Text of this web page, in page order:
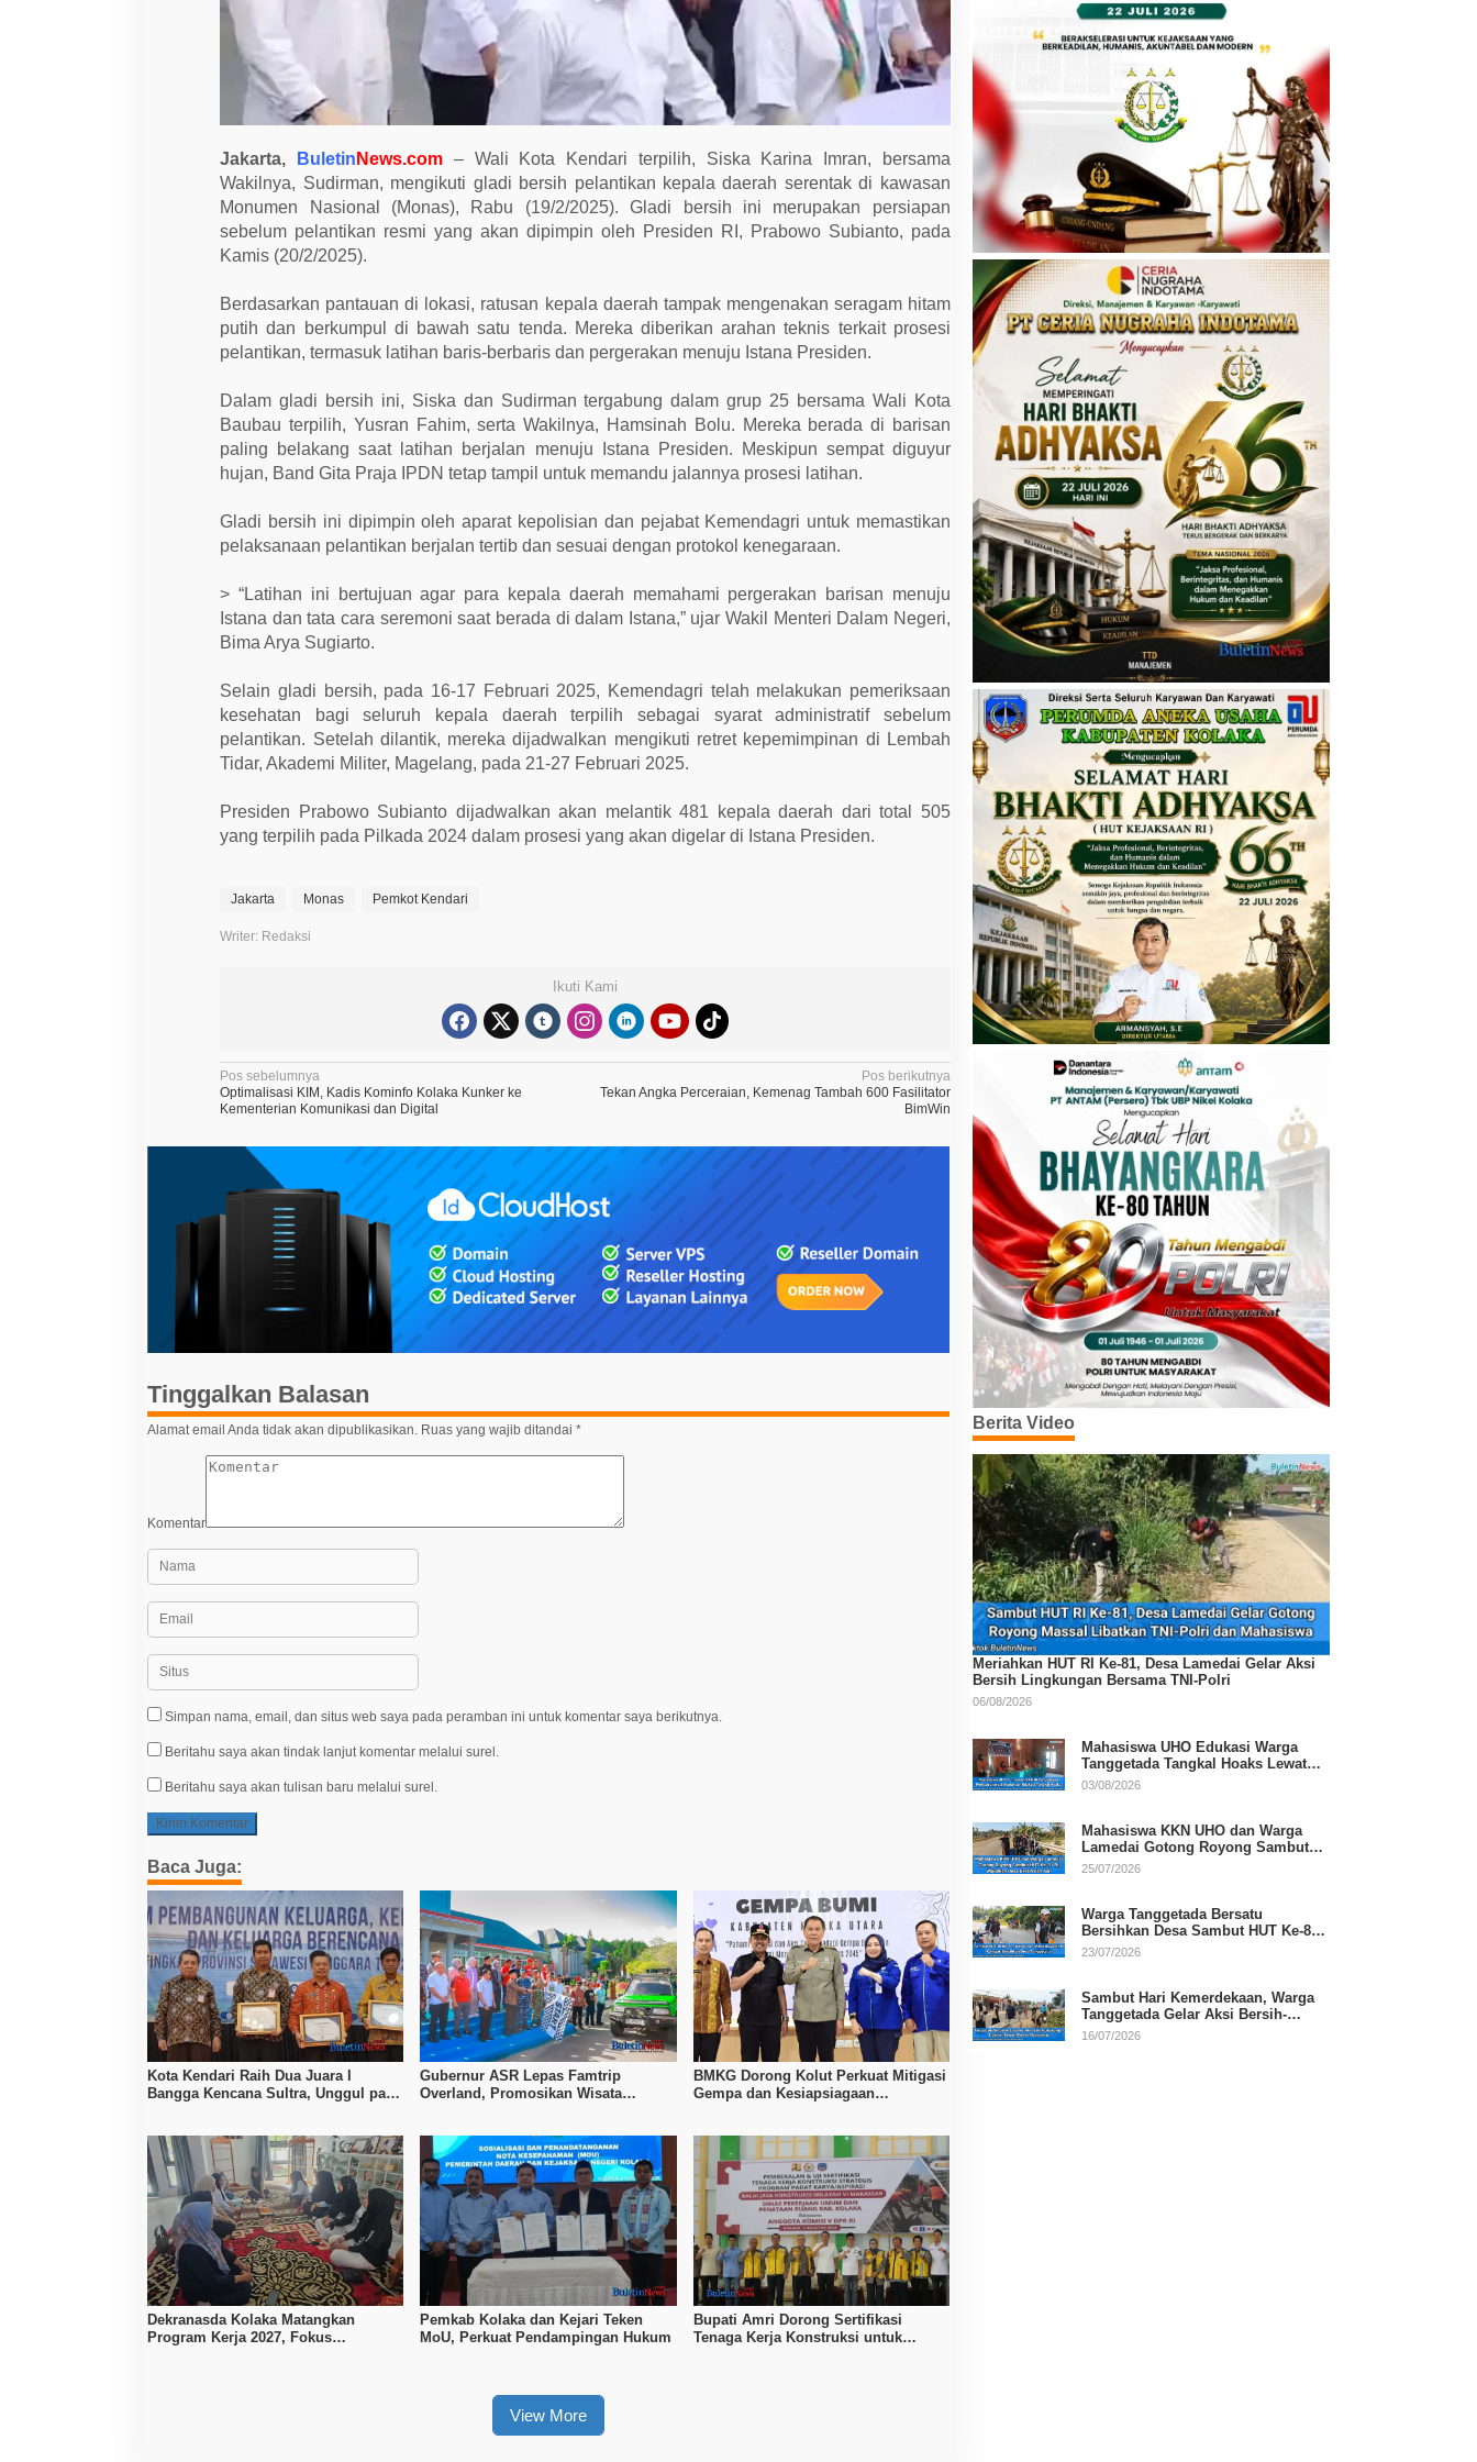
e
n
a
r
T
e
r
p
i
h
k
t
i
G
l
a
d
e
r
h
i
M
a
Jakarta, Buletin News.com– Wali Kota Kendari terpilih, Siska Karina Imran, bersama
Wakilnya, Sudirman, mengikuti gladi bersih pelantikan kepala daerah serentak di kawasan
Monumen Nasional (Monas), Rabu (19/2/2025). Gladi bersih ini merupakan persiapan
sebelum pelantikan resmi yang akan dipimpin oleh Presiden RI, Prabowo Subianto, pada
Kamis (20/2/2025).
Berdasarkan pantauan di lokasi, ratusan kepala daerah tampak mengenakan seragam hitam
putih dan berkumpul di bawah satu tenda. Mereka diberikan arahan teknis terkait prosesi
pelantikan, termasuk latihan baris-berbaris dan pergerakan menuju Istana Presiden.
Dalam gladi bersih ini, Siska dan Sudirman tergabung dalam grup 25 bersama Wali Kota
Baubau terpilih, Yusran Fahim, serta Wakilnya, Hamsinah Bolu. Mereka berada di barisan
paling belakang saat latihan berjalan menuju Istana Presiden. Meskipun sempat diguyur
hujan, Band Gita Praja IPDN tetap tampil untuk memandu jalannya prosesi latihan.
Gladi bersih ini dipimpin oleh aparat kepolisian dan pejabat Kemendagri untuk memastikan
pelaksanaan pelantikan berjalan tertib dan sesuai dengan protokol kenegaraan.
> “Latihan ini bertujuan agar para kepala daerah memahami pergerakan barisan menuju
Istana dan tata cara seremoni saat berada di dalam Istana,” ujar Wakil Menteri Dalam Negeri,
Bima Arya Sugiarto.
Selain gladi bersih, pada 16-17 Februari 2025, Kemendagri telah melakukan pemeriksaan
kesehatan bagi seluruh kepala daerah terpilih sebagai syarat administratif sebelum
pelantikan. Setelah dilantik, mereka dijadwalkan mengikuti retret kepemimpinan di Lembah
Tidar, Akademi Militer, Magelang, pada 21-27 Februari 2025.
Presiden Prabowo Subianto dijadwalkan akan melantik 481 kepala daerah dari total 505
yang terpilih pada Pilkada 2024 dalam prosesi yang akan digelar di Istana Presiden.
Jakarta Monas Pemkot Kendari
Writer: Redaksi
Ikuti Kami
N
a
v
g
a
Pos sebelumnya
Optimalisasi KIM, Kadis Kominfo Kolaka Kunker ke
Kementerian Komunikasi dan Digital
Pos berikutnya
Tekan Angka Perceraian, Kemenag Tambah 600 Fasilitator
BimWin
Tinggalkan Balasan
Alamat email Anda tidak akan dipublikasikan. Ruas yang wajib ditandai *
Komentar
Simpan nama, email, dan situs web saya pada peramban ini untuk komentar saya berikutnya.
Beritahu saya akan tindak lanjut komentar melalui surel.
Beritahu saya akan tulisan baru melalui surel.
Baca Juga:
Kota Kendari Raih Dua Juara I
Bangga Kencana Sultra, Unggul pada
Gubernur ASR Lepas Famtrip
Overland, Promosikan Wisata
BMKG Dorong Kolut Perkuat Mitigasi
Gempa dan Kesiapsiagaan
Dekranasda Kolaka Matangkan
Program Kerja 2027, Fokus
Pemkab Kolaka dan Kejari Teken
MoU, Perkuat Pendampingan Hukum
Bupati Amri Dorong Sertifikasi
Tenaga Kerja Konstruksi untuk
View More
Berita Video
Meriahkan HUT RI Ke-81, Desa Lamedai Gelar Aksi
Bersih Lingkungan Bersama TNI-Polri
06/08/2026
Mahasiswa UHO Edukasi Warga
Tanggetada Tangkal Hoaks Lewat
Program Literasi
03/08/2026
Mahasiswa KKN UHO dan Warga
Lamedai Gotong Royong Sambut
HUT Ke-81 RI
25/07/2026
Warga Tanggetada Bersatu
Bersihkan Desa Sambut HUT Ke-81
RI
23/07/2026
Sambut Hari Kemerdekaan, Warga
Tanggetada Gelar Aksi Bersih-
Bersih Desa
16/07/2026